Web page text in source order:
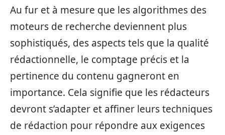
Au fur et à mesure que les algorithmes des
moteurs de recherche deviennent plus
sophistiqués, des aspects tels que la qualité
rédactionnelle, le comptage précis et la
pertinence du contenu gagneront en
importance. Cela signifie que les rédacteurs
devront s’adapter et affiner leurs techniques
de rédaction pour répondre aux exigences